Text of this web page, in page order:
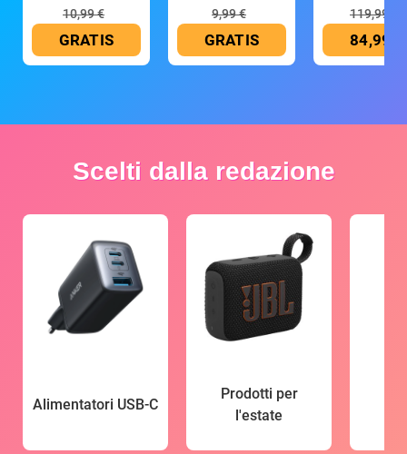
10,99 €
GRATIS
9,99 €
GRATIS
119,99 €
84,99 €
Scelti dalla redazione
Alimentatori USB-C
Prodotti per
l'estate